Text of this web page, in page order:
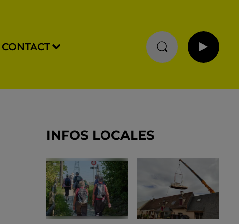
CONTACT
INFOS LOCALES